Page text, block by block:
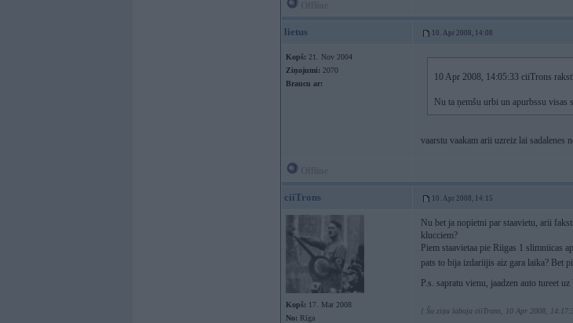
lietus 10. Apr 2008, 14:08
Kopš: 21. Nov 2004
Ziņojumi: 2070
Braucu ar:
10 Apr 2008, 14:05:33 ciiTrons
Nu ta ņemšu urbi un apurbssu visas
vaarstu vaakam arii uzreiz lai sadalenes
ciiTrons 10. Apr 2008, 14:15
Kopš: 17. Mar 2008
No: Rīga
Nu bet ja nopietni par staavietu, arii
klucciem?
Piem staavietaa pie Riigas 1 slimniicas
pats to bija izdariijis aiz gara laika? Bet
P.s. sapratu vienu, jaadzen auto tureet
[ Šo ziņu laboja ciiTrons, 10 Apr 2008,